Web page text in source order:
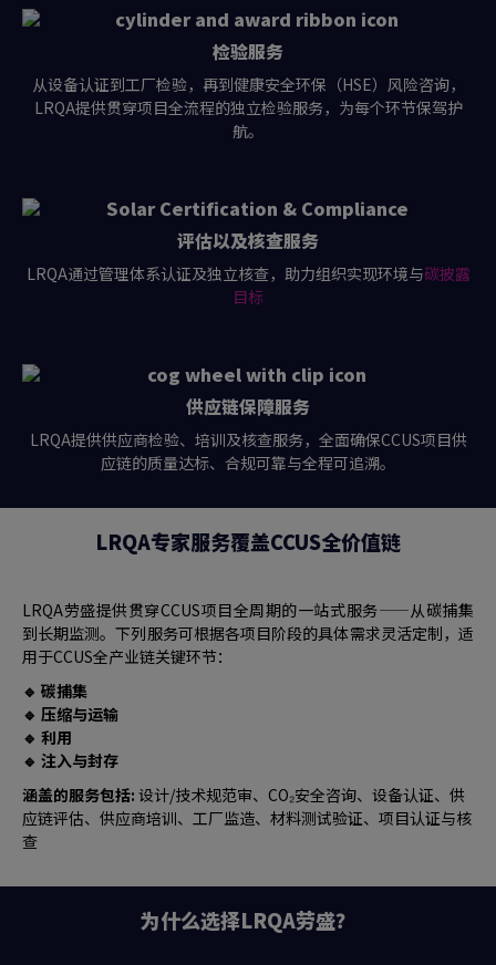
检验服务
从设备认证到工厂检验，再到健康安全环保（HSE）风险咨询，
LRQA提供贯穿项目全流程的独立检验服务，为每个环节保驾护
航。
评估以及核查服务
LRQA通过管理体系认证及独立核查，助力组织实现环境与碳披露
目标
供应链保障服务
LRQA提供供应商检验、培训及核查服务，全面确保CCUS项目供
应链的质量达标、合规可靠与全程可追溯。
LRQA专家服务覆盖CCUS全价值链
LRQA劳盛提供贯穿CCUS项目全周期的一站式服务——从碳捕集
到长期监测。下列服务可根据各项目阶段的具体需求灵活定制，适
用于CCUS全产业链关键环节：
🔹 碳捕集
🔹 压缩与运输
🔹 利用
🔹 注入与封存
涵盖的服务包括: 设计/技术规范审、CO₂安全咨询、设备认证、供
应链评估、供应商培训、工厂监造、材料测试验证、项目认证与核
查
为什么选择LRQA劳盛？